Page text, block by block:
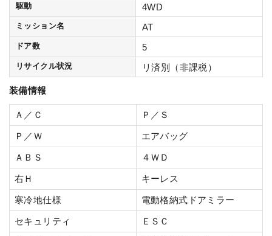
駆動 4WD
ミッション名 AT
ドア数 5
リサイクル状況 リ済別（非課税）
装備情報
Ａ／Ｃ Ｐ／Ｓ
Ｐ／Ｗ エアバッグ
ＡＢＳ ４ＷＤ
右Ｈ キーレス
寒冷地仕様 電動格納式ドアミラー
セキュリティ ＥＳＣ